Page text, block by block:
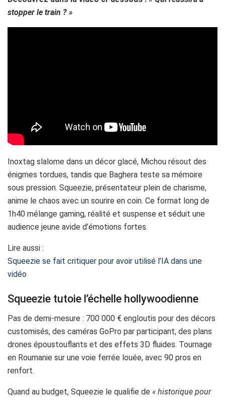
stopper le train ? »
Inoxtag slalome dans un décor glacé, Michou résout des
énigmes tordues, tandis que Baghera teste sa mémoire
sous pression. Squeezie, présentateur plein de charisme,
anime le chaos avec un sourire en coin. Ce format long de
1h40 mélange gaming, réalité et suspense et séduit une
audience jeune avide d’émotions fortes.
Lire aussi :
Squeezie se fait critiquer pour avoir utilisé l’IA dans une
vidéo
Squeezie tutoie l’échelle hollywoodienne
Pas de demi-mesure : 700 000 € engloutis pour des décors
customisés, des caméras GoPro par participant, des plans
drones époustouflants et des effets 3D fluides. Tournage
en Roumanie sur une voie ferrée louée, avec 90 pros en
renfort.
Quand au budget, Squeezie le qualifie de « historique pour